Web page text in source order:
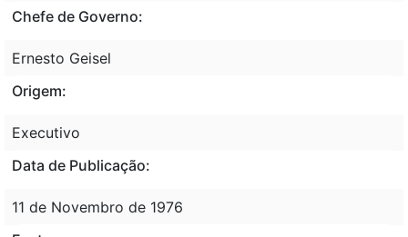
Chefe de Governo:
Ernesto Geisel
Origem:
Executivo
Data de Publicação:
11 de Novembro de 1976